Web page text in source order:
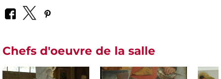
Chefs d'oeuvre de la salle